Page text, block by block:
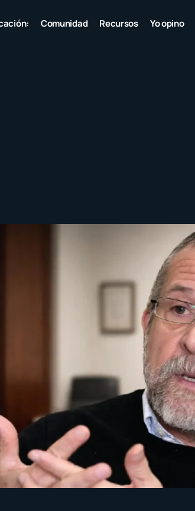
Comunidad Recursos Yo opino